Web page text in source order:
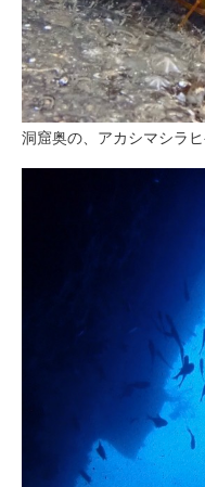
洞窟奥の、アカシマシラヒ